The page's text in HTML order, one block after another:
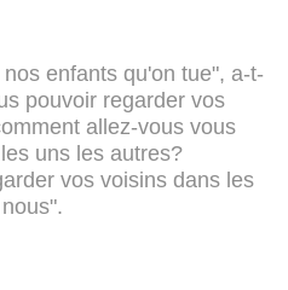
enfants qu'on tue", a-t-
pouvoir regarder vos
allez-vous vous
uns les autres?
vos voisins dans les